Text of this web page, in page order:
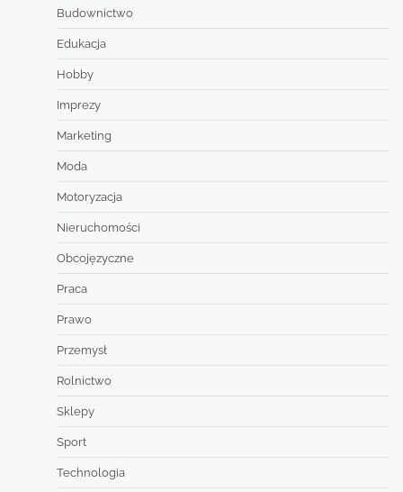
Budownictwo
Edukacja
Hobby
Imprezy
Marketing
Moda
Motoryzacja
Nieruchomości
Obcojęzyczne
Praca
Prawo
Przemysł
Rolnictwo
Sklepy
Sport
Technologia